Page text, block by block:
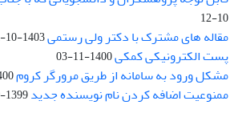
10-12
مقاله های مشترک با دکتر ولی رستمی1403-10-12
پست الکترونیکی کمکی1400-11-03
مشکل ورود به سامانه از طریق مرورگر کروم22
ممنوعیت اضافه کردن نام نویسنده جدید1399-10-12